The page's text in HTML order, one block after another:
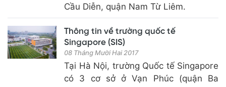
Cầu Diễn, quận Nam Từ Liêm.
Thông tin về trường quốc tế
Singapore (SIS)
08 Tháng Mười Hai 2017
Tại Hà Nội, trường Quốc tế Singapore
có 3 cơ sở ở Vạn Phúc (quận Ba